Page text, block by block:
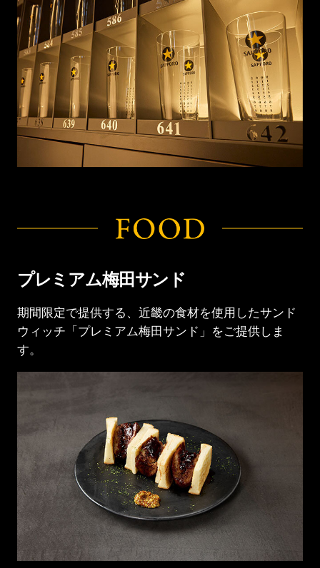
プレミアム梅田サンド
期間限定で提供する、近畿の食材を使用したサンド
ウィッチ「プレミアム梅田サンド」をご提供しま
す。